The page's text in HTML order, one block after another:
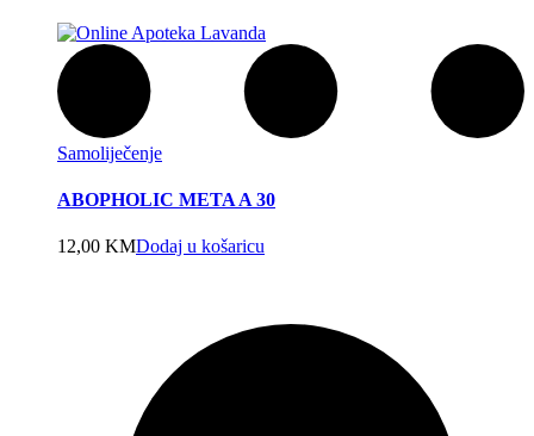
Samoliječenje
ABOPHOLIC META A 30
12,00 KMDodaj u košaricu